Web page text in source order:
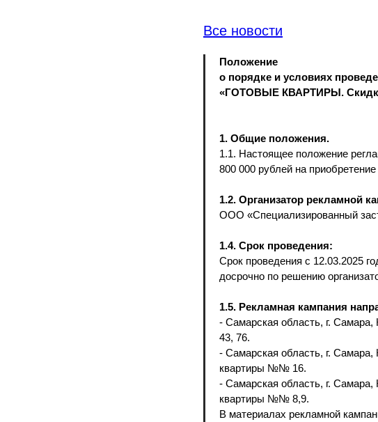
Все новости
Положение
о порядке и условиях
«ГОТОВЫЕ КВАРТИРЫ. Скидка
1. Общие положения.
1.1. Настоящее положение
800 000 рублей на приобретение
1.2. Организатор рекламной
ООО «Специализированный
1.4. Срок проведения:
Срок проведения с 12.03.2025
досрочно по решению
1.5. Рекламная кампания
- Самарская область, г.
43, 76.
- Самарская область, г.
квартиры №№ 16.
- Самарская область, г.
квартиры №№ 8,9.
В материалах рекламной